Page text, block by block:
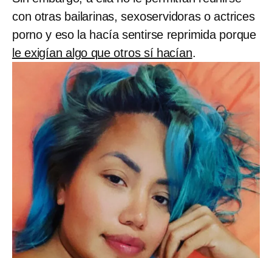
con otras bailarinas, sexoservidoras o actrices
porno y eso la hacía sentirse reprimida porque
le exigían algo que otros sí hacían.